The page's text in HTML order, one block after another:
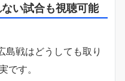
い試合も視聴可能
島戦はどうしても取り
です。